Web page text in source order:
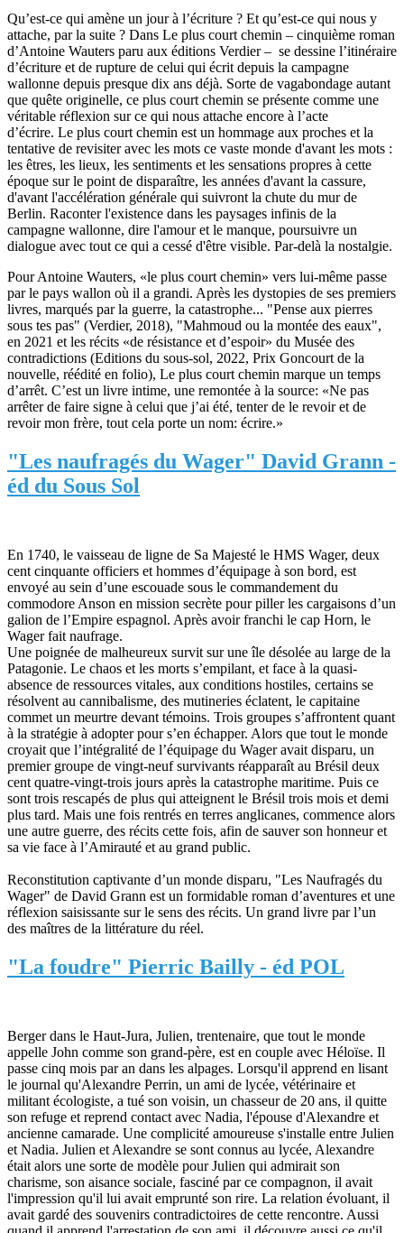
Qu’est-ce qui amène un jour à l’écriture ? Et qu’est-ce qui nous y
attache, par la suite ? Dans Le plus court chemin – cinquième roman
d’Antoine Wauters paru aux éditions Verdier – se dessine l’itinéraire
d’écriture et de rupture de celui qui écrit depuis la campagne
wallonne depuis presque dix ans déjà. Sorte de vagabondage autant
que quête originelle, ce plus court chemin se présente comme une
véritable réflexion sur ce qui nous attache encore à l’acte
d’écrire. Le plus court chemin est un hommage aux proches et la
tentative de revisiter avec les mots ce vaste monde d'avant les mots :
les êtres, les lieux, les sentiments et les sensations propres à cette
époque sur le point de disparaître, les années d'avant la cassure,
d'avant l'accélération générale qui suivront la chute du mur de
Berlin. Raconter l'existence dans les paysages infinis de la
campagne wallonne, dire l'amour et le manque, poursuivre un
dialogue avec tout ce qui a cessé d'être visible. Par-delà la nostalgie.
Pour Antoine Wauters, «le plus court chemin» vers lui-même passe
par le pays wallon où il a grandi. Après les dystopies de ses premiers
livres, marqués par la guerre, la catastrophe... "Pense aux pierres
sous tes pas" (Verdier, 2018), "Mahmoud ou la montée des eaux",
en 2021 et les récits «de résistance et d’espoir» du Musée des
contradictions (Editions du sous-sol, 2022, Prix Goncourt de la
nouvelle, réédité en folio), Le plus court chemin marque un temps
d’arrêt. C’est un livre intime, une remontée à la source: «Ne pas
arrêter de faire signe à celui que j’ai été, tenter de le revoir et de
revoir mon frère, tout cela porte un nom: écrire.»
"Les naufragés du Wager" David Grann -
éd du Sous Sol
En 1740, le vaisseau de ligne de Sa Majesté le HMS Wager, deux
cent cinquante officiers et hommes d’équipage à son bord, est
envoyé au sein d’une escouade sous le commandement du
commodore Anson en mission secrète pour piller les cargaisons d’un
galion de l’Empire espagnol. Après avoir franchi le cap Horn, le
Wager fait naufrage.
Une poignée de malheureux survit sur une île désolée au large de la
Patagonie. Le chaos et les morts s’empilant, et face à la quasi-
absence de ressources vitales, aux conditions hostiles, certains se
résolvent au cannibalisme, des mutineries éclatent, le capitaine
commet un meurtre devant témoins. Trois groupes s’affrontent quant
à la stratégie à adopter pour s’en échapper. Alors que tout le monde
croyait que l’intégralité de l’équipage du Wager avait disparu, un
premier groupe de vingt-neuf survivants réapparaît au Brésil deux
cent quatre-vingt-trois jours après la catastrophe maritime. Puis ce
sont trois rescapés de plus qui atteignent le Brésil trois mois et demi
plus tard. Mais une fois rentrés en terres anglicanes, commence alors
une autre guerre, des récits cette fois, afin de sauver son honneur et
sa vie face à l’Amirauté et au grand public.
Reconstitution captivante d’un monde disparu, "Les Naufragés du
Wager" de David Grann est un formidable roman d’aventures et une
réflexion saisissante sur le sens des récits. Un grand livre par l’un
des maîtres de la littérature du réel.
"La foudre" Pierric Bailly - éd POL
Berger dans le Haut-Jura, Julien, trentenaire, que tout le monde
appelle John comme son grand-père, est en couple avec Héloïse. Il
passe cinq mois par an dans les alpages. Lorsqu'il apprend en lisant
le journal qu'Alexandre Perrin, un ami de lycée, vétérinaire et
militant écologiste, a tué son voisin, un chasseur de 20 ans, il quitte
son refuge et reprend contact avec Nadia, l'épouse d'Alexandre et
ancienne camarade. Une complicité amoureuse s'installe entre Julien
et Nadia. Julien et Alexandre se sont connus au lycée, Alexandre
était alors une sorte de modèle pour Julien qui admirait son
charisme, son aisance sociale, fasciné par ce compagnon, il avait
l'impression qu'il lui avait emprunté son rire. La relation évoluant, il
avait gardé des souvenirs contradictoires de cette rencontre. Aussi